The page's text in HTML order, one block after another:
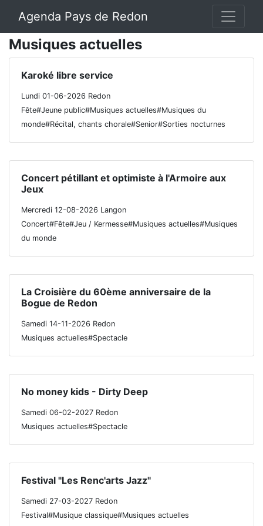
Agenda Pays de Redon
Musiques actuelles
Karoké libre service
Lundi 01-06-2026 Redon
Fête#Jeune public#Musiques actuelles#Musiques du
monde#Récital, chants chorale#Senior#Sorties nocturnes
Concert pétillant et optimiste à l'Armoire aux
Jeux
Mercredi 12-08-2026 Langon
Concert#Fête#Jeu / Kermesse#Musiques actuelles#Musiques
du monde
La Croisière du 60ème anniversaire de la
Bogue de Redon
Samedi 14-11-2026 Redon
Musiques actuelles#Spectacle
No money kids - Dirty Deep
Samedi 06-02-2027 Redon
Musiques actuelles#Spectacle
Festival "Les Renc'arts Jazz"
Samedi 27-03-2027 Redon
Festival#Musique classique#Musiques actuelles